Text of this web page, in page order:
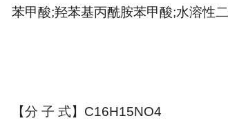
苯甲酸;羟苯基丙酰胺苯甲酸;水溶性
【分 子 式】C16H15NO4